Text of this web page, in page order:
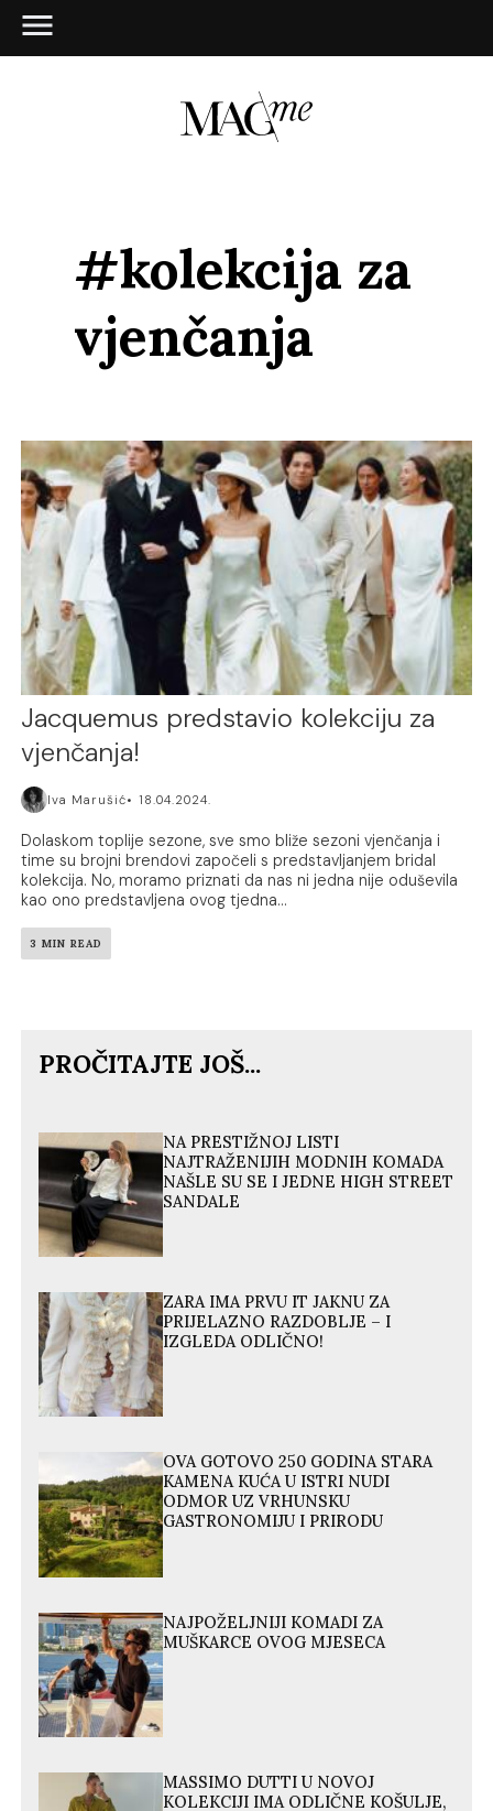
#kolekcija za
vjenčanja
Jacquemus predstavio kolekciju za
vjenčanja!
Iva Marušić 18.04.2024.
Dolaskom toplije sezone, sve smo bliže sezoni vjenčanja i
time su brojni brendovi započeli s predstavljanjem bridal
kolekcija. No, moramo priznati da nas ni jedna nije oduševila
kao ono predstavljena ovog tjedna...
3 MIN READ
PROČITAJTE JOŠ...
NA PRESTIŽNOJ LISTI
NAJTRAŽENIJIH MODNIH KOMADA
NAŠLE SU SE I JEDNE HIGH STREET
SANDALE
ZARA IMA PRVU IT JAKNU ZA
PRIJELAZNO RAZDOBLJE – I
IZGLEDA ODLIČNO!
OVA GOTOVO 250 GODINA STARA
KAMENA KUĆA U ISTRI NUDI
ODMOR UZ VRHUNSKU
GASTRONOMIJU I PRIRODU
NAJPOŽELJNIJI KOMADI ZA
MUŠKARCE OVOG MJESECA
MASSIMO DUTTI U NOVOJ
KOLEKCIJI IMA ODLIČNE KOŠULJE,